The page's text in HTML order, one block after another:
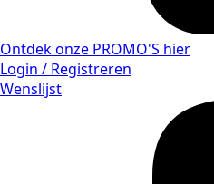
Ontdek onze PROMO'S hier
Login / Registreren
Wenslijst